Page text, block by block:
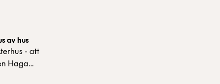
av hus
- att
Haga
procent